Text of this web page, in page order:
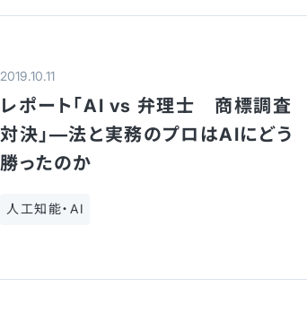
2019.10.11
レポート「AI vs 弁理士 商標調査
対決」—法と実務のプロはAIにどう
勝ったのか
人工知能・AI